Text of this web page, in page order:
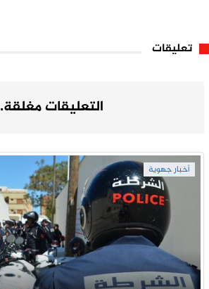
تعليقات
التعليقات مغلقة.
أخبار جهوية